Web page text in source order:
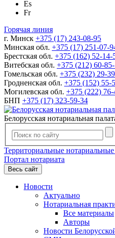
Es
Fr
Горячая линия
г. Минск +375 (17) 243-08-95
Минская обл. +375 (17) 251-07-
Брестская обл. +375 (162) 52-14-
Витебская обл. +375 (212) 60-
Гомельская обл. +375 (232) 29-
Гродненская обл. +375 (152) 55-
Могилевская обл. +375 (222)
БНП +375 (17) 323-59-34
Белорусская нотариальная
Территориальные
Портал нотариата
Весь сайт
Новости
Актуально
Нотариальная
Все материалы
Авторы
Новости